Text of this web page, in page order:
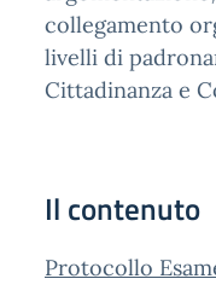
collegamento
livelli di
Cittadinanza e
Il contenuto
Protocollo